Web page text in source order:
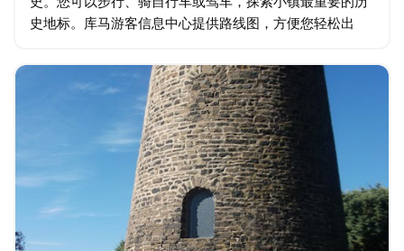
史地标。库马游客信息中心提供路线图，方便您轻松出
史街区，展现了塑造库马的人物、地点和事件…